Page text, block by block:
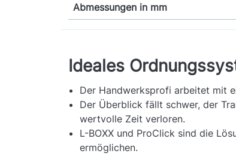
Abmessungen in mm
Ideales
Der Handwerksprofi arbeitet mit
Der Überblick fällt schwer, der
wertvolle Zeit verloren.
L-BOXX und ProClick sind die
ermöglichen.